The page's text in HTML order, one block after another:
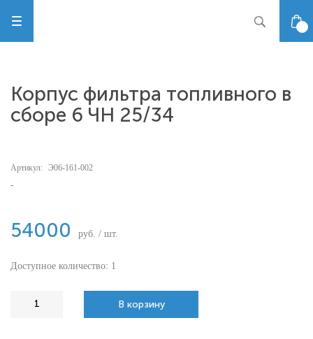
Корпус фильтра топливного в
сборе 6 ЧН 25/34
Артикул: Э06-161-002
-
54000 руб. / шт.
Доступное количество: 1
В корзину